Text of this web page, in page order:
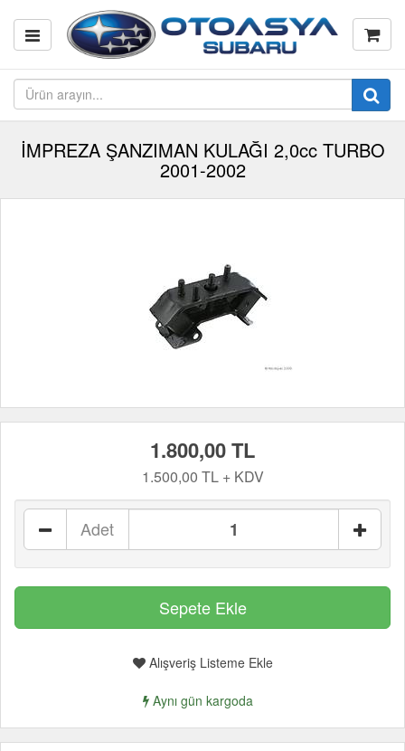
İMPREZA ŞANZIMAN KULAĞI 2,0cc TURBO
2001-2002
1.800,00 TL
1.500,00 TL + KDV
Adet
Alışveriş Listeme Ekle
Aynı gün kargoda